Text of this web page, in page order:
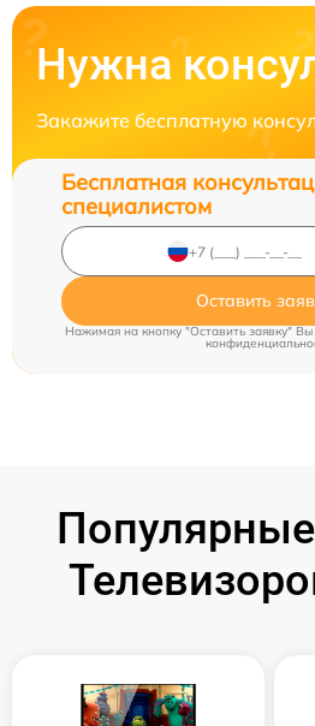
Нужна
Закажите бесплатную
Бесплатная
специалистом
Оставить
Нажимая на кнопку "Оставить заявку" Вы